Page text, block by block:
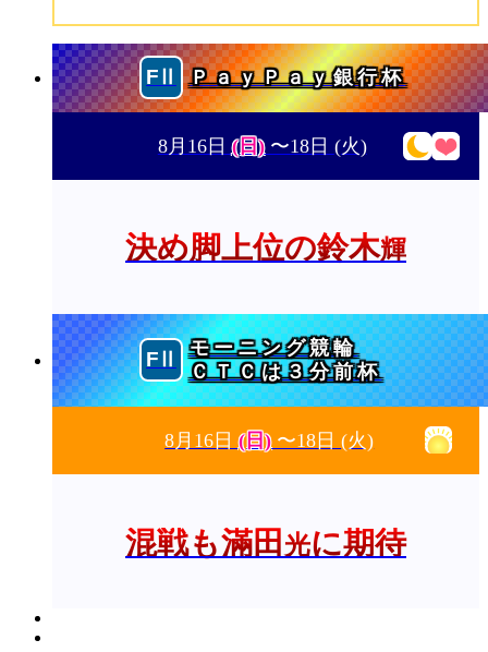
ＰａｙＰａｙ銀行杯
8月16日(日)〜18日 (火)
決め脚上位の鈴木輝
モーニング競輪
ＣＴＣは３分前杯
8月16日(日)〜18日(火)
混戦も滿田光に期待